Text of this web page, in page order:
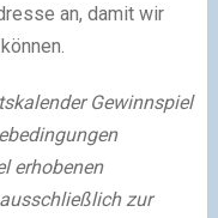
an, damit wir
Gewinnspiel
erhobenen
zur